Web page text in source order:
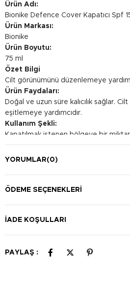
Ürün Adı:
Bionike Defence Cover Kapatıcı Spf
Ürün Markası:
Bionike
Ürün Boyutu:
75 ml
Özet Bilgi
Cilt görünümünü düzenlemeye
Ürün Faydaları:
Doğal ve uzun süre kalıcılık sağlar.
eşitlemeye yardımcıdır.
Kullanım Şekli:
Kapatılmak istenen bölgeye bir
alınır ve sorunlu bölgeye yayarak
makyaj süngeri veya fırça ile
YORUMLAR(0)
ÖDEME SEÇENEKLERI
İADE KOŞULLARI
PAYLAŞ :